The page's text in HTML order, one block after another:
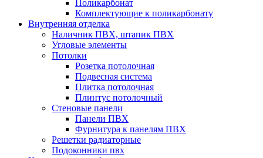
Поликарбонат
Комплектующие к поликарбонату
Внутренняя отделка
Наличник ПВХ, штапик ПВХ
Угловые элементы
Потолки
Розетка потолочная
Подвесная система
Плитка потолочная
Плинтус потолочный
Стеновые панели
Панели ПВХ
Фурнитура к панелям ПВХ
Решетки радиаторные
Подоконники пвх